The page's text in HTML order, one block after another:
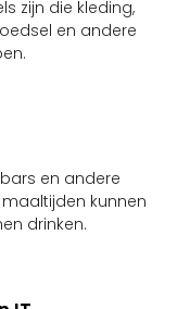
zijn die kleding,
en andere
en andere
kunnen
drinken.